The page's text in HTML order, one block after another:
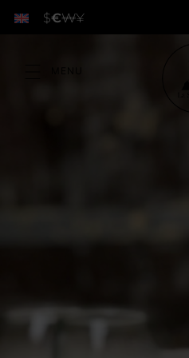
$€₩¥